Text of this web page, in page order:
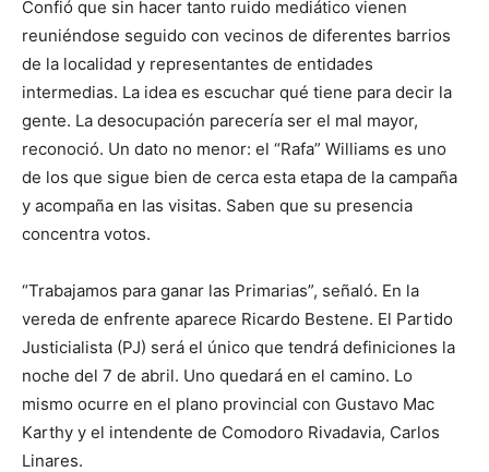
Confió que sin hacer tanto ruido mediático vienen
reuniéndose seguido con vecinos de diferentes barrios
de la localidad y representantes de entidades
intermedias. La idea es escuchar qué tiene para decir la
gente. La desocupación parecería ser el mal mayor,
reconoció. Un dato no menor: el “Rafa” Williams es uno
de los que sigue bien de cerca esta etapa de la campaña
y acompaña en las visitas. Saben que su presencia
concentra votos.
“Trabajamos para ganar las Primarias”, señaló. En la
vereda de enfrente aparece Ricardo Bestene. El Partido
Justicialista (PJ) será el único que tendrá definiciones la
noche del 7 de abril. Uno quedará en el camino. Lo
mismo ocurre en el plano provincial con Gustavo Mac
Karthy y el intendente de Comodoro Rivadavia, Carlos
Linares.